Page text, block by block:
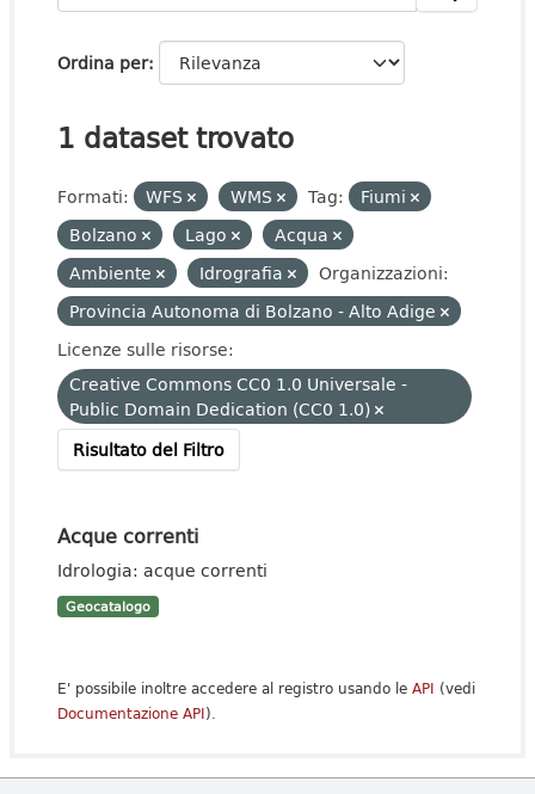
Ordina per
1 dataset trovato
Formati: WFS WMS Tag:
Fiumi
Bolzano
Lago
Acqua
Ambiente
Idrografia
Organizzazioni:
Provincia Autonoma di Bolzano - Alto Adige
Licenze sulle risorse:
Creative Commons CC0 1.0 Universale -
Public Domain Dedication (CC0 1.0)
Risultato del Filtro
Acque correnti
Idrologia: acque correnti
Geocatalogo
E' possibile inoltre accedere al registro usando le API (vedi
Documentazione API).